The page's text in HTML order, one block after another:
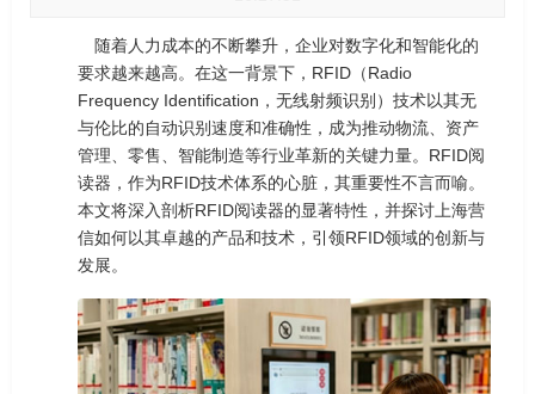
随着人力成本的不断攀升，企业对数字化和智能化的
要求越来越高。在这一背景下，RFID（Radio
Frequency Identification，无线射频识别）技术以其无
与伦比的自动识别速度和准确性，成为推动物流、资产
管理、零售、智能制造等行业革新的关键力量。RFID阅
读器，作为RFID技术体系的心脏，其重要性不言而喻。
本文将深入剖析RFID阅读器的显著特性，并探讨上海营
信如何以其卓越的产品和技术，引领RFID领域的创新与
发展。